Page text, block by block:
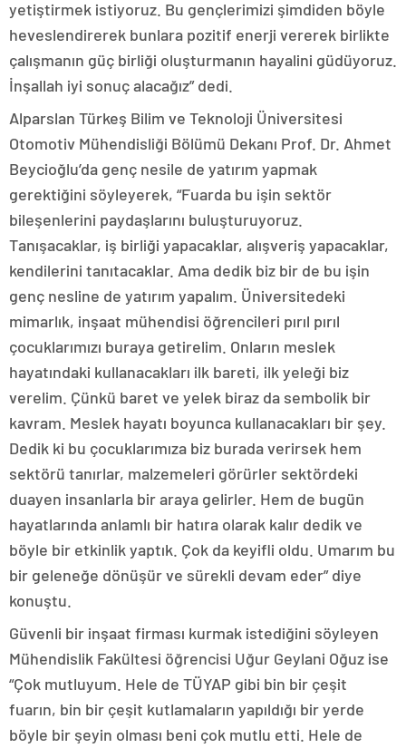
yetiştirmek istiyoruz. Bu gençlerimizi şimdiden böyle
heveslendirerek bunlara pozitif enerji vererek birlikte
çalışmanın güç birliği oluşturmanın hayalini güdüyoruz.
İnşallah iyi sonuç alacağız” dedi.
Alparslan Türkeş Bilim ve Teknoloji Üniversitesi
Otomotiv Mühendisliği Bölümü Dekanı Prof. Dr. Ahmet
Beycioğlu’da genç nesile de yatırım yapmak
gerektiğini söyleyerek, “Fuarda bu işin sektör
bileşenlerini paydaşlarını buluşturuyoruz.
Tanışacaklar, iş birliği yapacaklar, alışveriş yapacaklar,
kendilerini tanıtacaklar. Ama dedik biz bir de bu işin
genç nesline de yatırım yapalım. Üniversitedeki
mimarlık, inşaat mühendisi öğrencileri pırıl pırıl
çocuklarımızı buraya getirelim. Onların meslek
hayatındaki kullanacakları ilk bareti, ilk yeleği biz
verelim. Çünkü baret ve yelek biraz da sembolik bir
kavram. Meslek hayatı boyunca kullanacakları bir şey.
Dedik ki bu çocuklarımıza biz burada verirsek hem
sektörü tanırlar, malzemeleri görürler sektördeki
duayen insanlarla bir araya gelirler. Hem de bugün
hayatlarında anlamlı bir hatıra olarak kalır dedik ve
böyle bir etkinlik yaptık. Çok da keyifli oldu. Umarım bu
bir geleneğe dönüşür ve sürekli devam eder” diye
konuştu.
Güvenli bir inşaat firması kurmak istediğini söyleyen
Mühendislik Fakültesi öğrencisi Uğur Geylani Oğuz ise
“Çok mutluyum. Hele de TÜYAP gibi bin bir çeşit
fuarın, bin bir çeşit kutlamaların yapıldığı bir yerde
böyle bir şeyin olması beni çok mutlu etti. Hele de